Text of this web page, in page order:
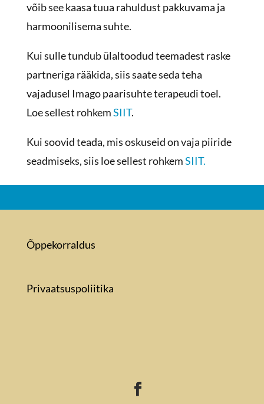
võib see kaasa tuua rahuldust pakkuvama ja
harmoonilisema suhte.
Kui sulle tundub ülaltoodud teemadest raske
partneriga rääkida, siis saate seda teha
vajadusel Imago paarisuhte terapeudi toel.
Loe sellest rohkemSIIT.
Kui soovid teada, mis oskuseid on vaja piiride
seadmiseks, siis loe sellest rohkemSIIT.
Õppekorraldus
Privaatsuspoliitika